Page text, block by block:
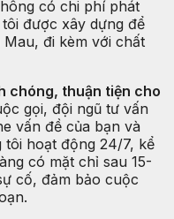
có chi phí phát
được xây dựng để
đi kèm với chất
chóng, thuận tiện cho
gọi, đội ngũ tư vấn
vấn đề của bạn và
tôi hoạt động 24/7, kể
có mặt chỉ sau 15-
cố, đảm bảo cuộc